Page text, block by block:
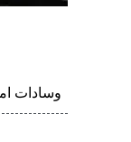
وسادات